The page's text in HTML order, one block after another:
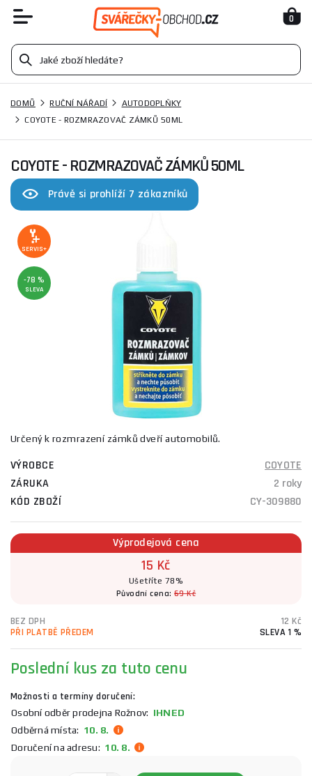
0
DOMŮ RUČNÍ NÁŘADÍ
AUTODOPLŇKY
COYOTE - ROZMRAZOVAČ ZÁMKŮ 50ML
COYOTE - ROZMRAZOVAČ ZÁMKŮ 50ML
Právě si prohlíží 7 zákazníků
SERVIS+
-78 %
SLEVA
Určený k rozmrazení zámků dveří automobilů.
VÝROBCE
COYOTE
ZÁRUKA
2 roky
KÓD ZBOŽÍ
CY-309880
Výprodejová cena
15 Kč
Ušetříte 78%
Původní cena: 69 Kč
BEZ DPH
12 Kč
PŘI PLATBĚ PŘEDEM
SLEVA 1 %
Poslední kus za tuto cenu
Možnosti a termíny doručení:
Osobní odběr prodejna Rožnov: IHNED
Odběrná místa: 10. 8.
Doručení na adresu: 10. 8.